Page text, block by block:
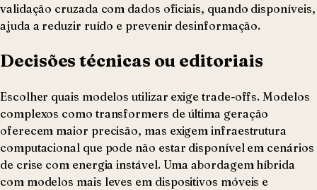
validação cruzada com dados oficiais, quando disponíveis,
ajuda a reduzir ruído e prevenir desinformação.
Decisões técnicas ou editoriais
Escolher quais modelos utilizar exige trade-offs. Modelos
complexos como transformers de última geração
oferecem maior precisão, mas exigem infraestrutura
computacional que pode não estar disponível em cenários
de crise com energia instável. Uma abordagem híbrida
com modelos mais leves em dispositivos móveis e